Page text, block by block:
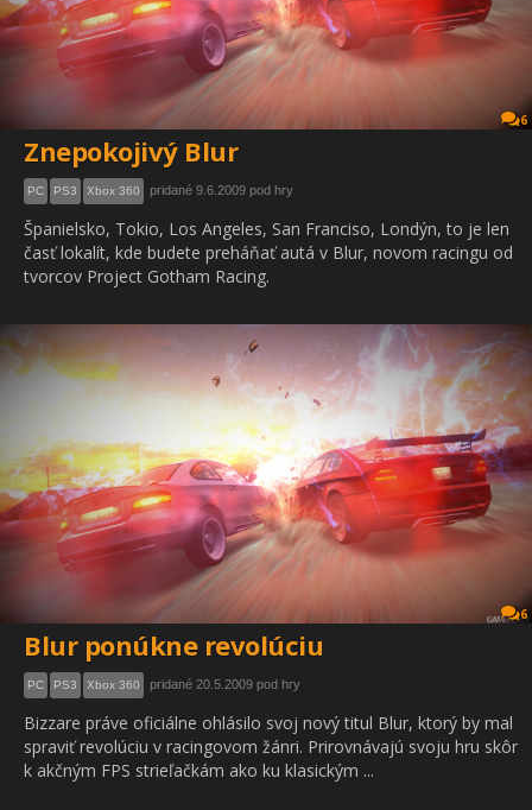
6
Znepokojivý Blur
PC PS3 Xbox 360 pridané 9.6.2009 pod hry
Španielsko, Tokio, Los Angeles, San Franciso, Londýn, to je len
časť lokalít, kde budete preháňať autá v Blur, novom racingu od
tvorcov Project Gotham Racing.
6
Blur ponúkne revolúciu
PC PS3 Xbox 360 pridané 20.5.2009 pod hry
Bizzare práve oficiálne ohlásilo svoj nový titul Blur, ktorý by mal
spraviť revolúciu v racingovom žánri. Prirovnávajú svoju hru skôr
k akčným FPS strieľačkám ako ku klasickým ...